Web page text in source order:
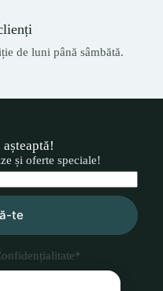
de luni până sâmbătă.
și oferte speciale!
te
*